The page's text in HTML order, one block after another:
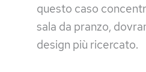
questo caso
sala da pranzo,
design più ricercato.